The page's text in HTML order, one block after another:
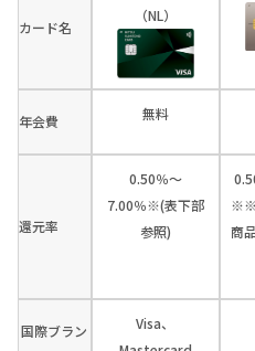
カード名
（NL）
年会費 無料
還元率
0.50％～
7.00％※(表下部
参照)
※※
商
国際ブラン
Visa、